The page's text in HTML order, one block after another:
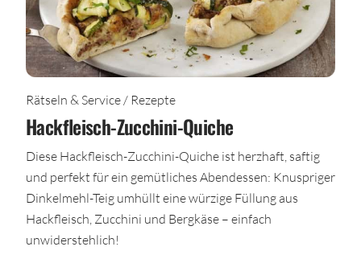
Rätseln & Service / Rezepte
Hackfleisch-Zucchini-Quiche
Diese Hackfleisch-Zucchini-Quiche ist herzhaft, saftig
und perfekt für ein gemütliches Abendessen: Knuspriger
Dinkelmehl-Teig umhüllt eine würzige Füllung aus
Hackfleisch, Zucchini und Bergkäse – einfach
unwiderstehlich!